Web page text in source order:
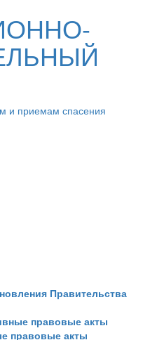
и приемам спасения
Правительства
правовые акты
правовые акты